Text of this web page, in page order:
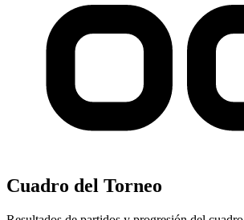
Cuadro del Torneo